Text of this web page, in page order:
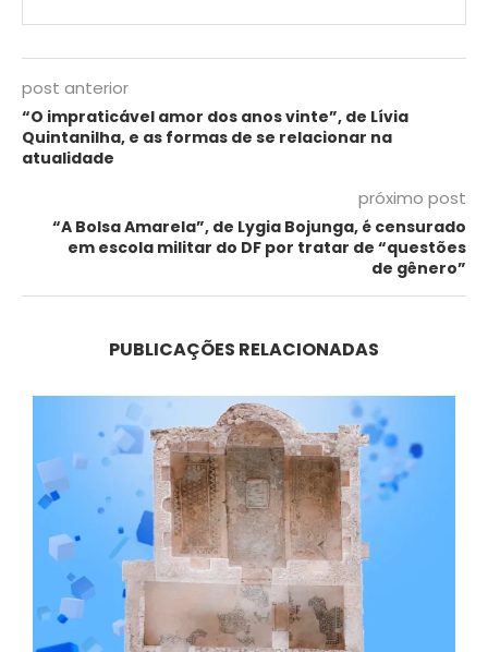
post anterior
“O impraticável amor dos anos vinte”, de Lívia
Quintanilha, e as formas de se relacionar na
atualidade
próximo post
“A Bolsa Amarela”, de Lygia Bojunga, é censurado
em escola militar do DF por tratar de “questões
de gênero”
PUBLICAÇÕES RELACIONADAS